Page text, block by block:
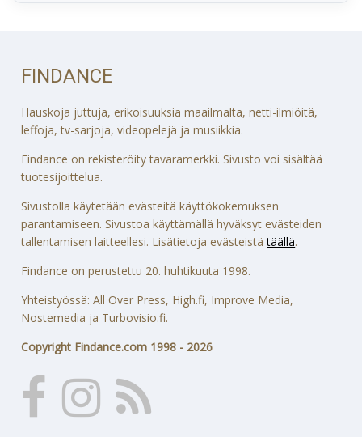
FINDANCE
Hauskoja juttuja, erikoisuuksia maailmalta, netti-ilmiöitä,
leffoja, tv-sarjoja, videopelejä ja musiikkia.
Findance on rekisteröity tavaramerkki. Sivusto voi sisältää
tuotesijoittelua.
Sivustolla käytetään evästeitä käyttökokemuksen
parantamiseen. Sivustoa käyttämällä hyväksyt evästeiden
tallentamisen laitteellesi. Lisätietoja evästeistätäällä.
Findance on perustettu 20. huhtikuuta 1998.
Yhteistyössä: All Over Press, High.fi, Improve Media,
Nostemedia ja Turbovisio.fi.
Copyright Findance.com 1998 - 2026